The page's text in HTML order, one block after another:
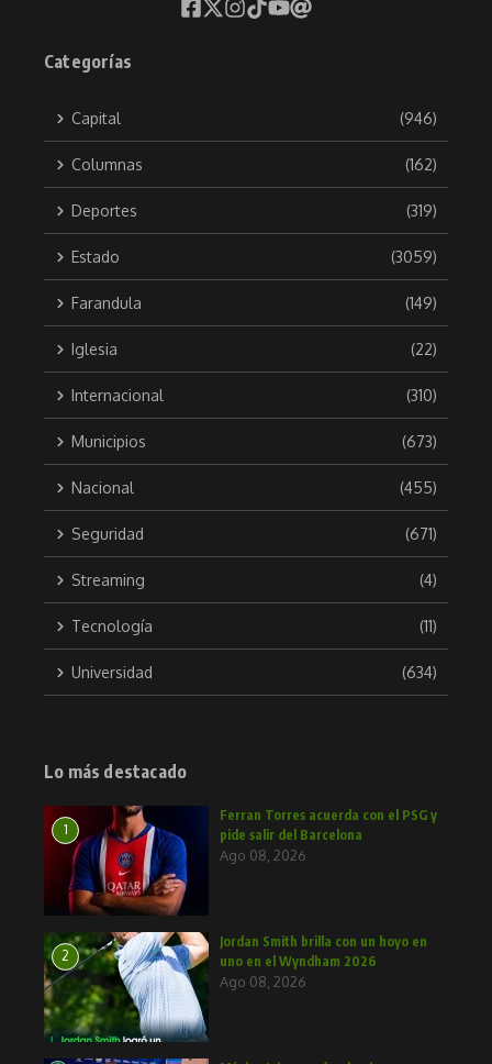
Categorías
Capital (946)
Columnas (162)
Deportes (319)
Estado (3059)
Farandula (149)
Iglesia (22)
Internacional (310)
Municipios (673)
Nacional (455)
Seguridad (671)
Streaming (4)
Tecnología (11)
Universidad (634)
Lo más destacado
1
Ferran Torres acuerda con el PSG y
pide salir del Barcelona
Ago 08, 2026
2
Jordan Smith brilla con un hoyo en
uno en el Wyndham 2026
Ago 08, 2026